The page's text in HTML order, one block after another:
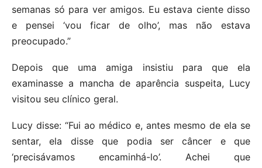
semanas só para ver amigos. Eu estava ciente disso
e pensei ‘vou ficar de olho’, mas não estava
preocupado.”
Depois que uma amiga insistiu para que ela
examinasse a mancha de aparência suspeita, Lucy
visitou seu clínico geral.
Lucy disse: “Fui ao médico e, antes mesmo de ela se
sentar, ela disse que podia ser câncer e que
‘precisávamos encaminhá-lo’. Achei que